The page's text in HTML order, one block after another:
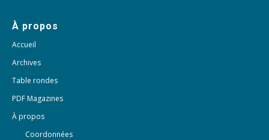
À propos
Accueil
Archives
Table rondes
PDF Magazines
À propos
Coordonnées